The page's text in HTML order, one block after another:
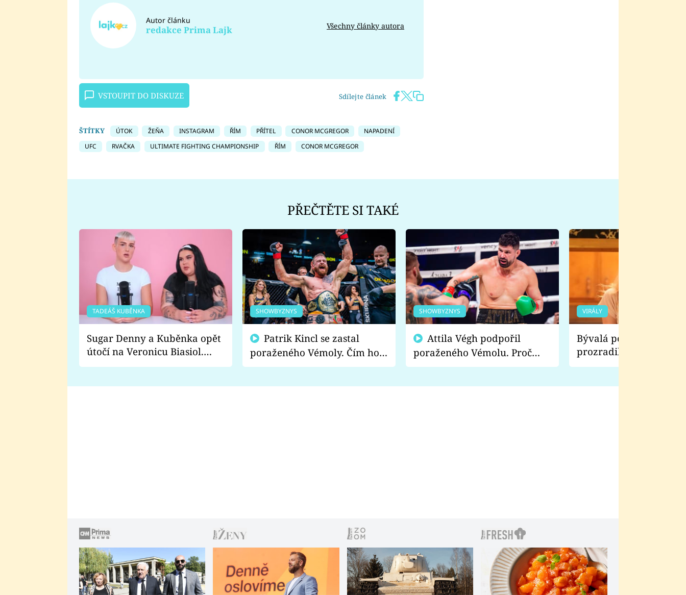
Autor článku
redakce Prima Lajk Všechny články autora
VSTOUPIT DO DISKUZE Sdílejte článek
ŠTÍTKY ÚTOK ŽEŇA INSTAGRAM ŘÍM PŘÍTEL CONOR MCGREGOR
NAPADENÍ
UFC
RVAČKA ULTIMATE FIGHTING CHAMPIONSHIP ŘÍM CONOR MCGREGOR
PŘEČTĚTE SI TAKÉ
TADEÁŠ KUBĚNKA
Sugar Denny a Kuběnka opět
útočí na Veronicu Biasiol.
Proč je podle nich falešná a
SHOWBYZNYS
poraženého Vémoly. Čím ho
fanoušci naštvali?
SHOWBYZNYS
poraženého Vémolu. Proč
chce raději zápasit s ním než
VIRÁLY
Bývalá pornoherečka
prozradila, co ji
natáčení Euforie.